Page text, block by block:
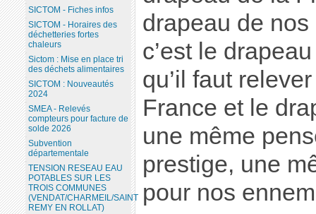
drapeau de
c’est le
qu’il faut
France et le
une même
prestige, une
pour nos
SICTOM - Fiches infos
SICTOM - Horaires des
déchetteries fortes
chaleurs
Sictom : Mise en place tri
des déchets alimentaires
SICTOM : Nouveautés
2024
SMEA - Relevés
compteurs pour facture de
solde 2026
Subvention
départementale
TENSION RESEAU EAU
POTABLES SUR LES
TROIS COMMUNES
(VENDAT/CHARMEIL/SAINT
REMY EN ROLLAT)